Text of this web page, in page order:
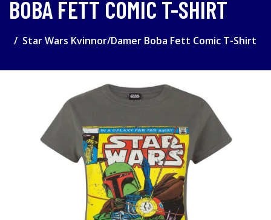
BOBA FETT COMIC T-SHIRT
Star Wars Kvinnor/Damer Boba Fett Comic T-Shirt